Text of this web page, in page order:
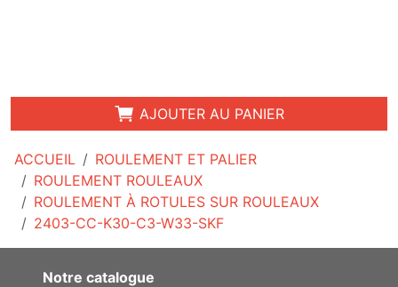
ACCUEIL
ROULEMENT ET PALIER
ROULEMENT ROULEAUX
ROULEMENT À ROTULES SUR ROULEAUX
2403-CC-K30-C3-W33-SKF
AJOUTER AU PANIER
Notre catalogue